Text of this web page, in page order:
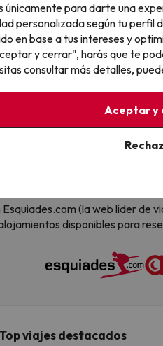
de personas ya la reciben
a nuestra newsletter con los
estar de acuerdo con la
(la web líder
disponibles para
Top viajes destacados
únicamente para darte una
personalizada según tu perfil
en base a tus intereses y
y cerrar", harás que te
consultar más detalles,
Aceptar y